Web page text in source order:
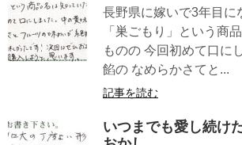
長野県に嫁いで3年目に
「巣ごもり」という商
ものの 今回初めて口に
餡の なめらかさてと...
記事を読む
いつまでも愛し続け